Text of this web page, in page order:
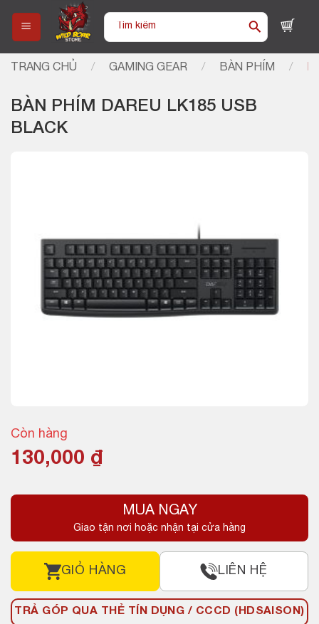
content
Tìm
TRANG CHỦ / GAMING GEAR / BÀN PHÍM /
BÀN PHÍM DAREU LK185 USB
BLACK
Còn hàng
130,000 ₫
MUA NGAY
Giao tận nơi hoặc nhận tại cửa hàng
GIỎ HÀNG LIÊN HỆ
TRẢ GÓP QUA THẺ TÍN DỤNG / CCCD (HDSAISON)